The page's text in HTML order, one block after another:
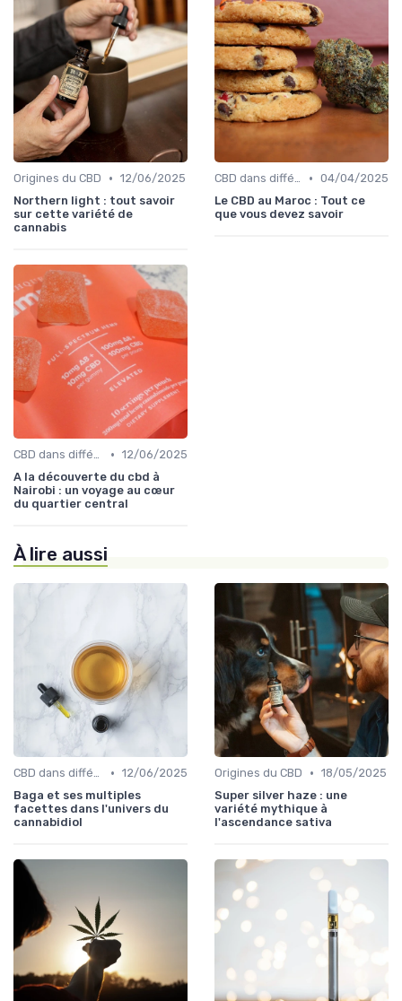
Origines du CBD • 12/06/2025
Northern light : tout savoir
sur cette variété de
cannabis
CBD dans différentes cultures • 04/04/2025
Le CBD au Maroc : Tout ce
que vous devez savoir
CBD dans différentes cultures • 12/06/2025
A la découverte du cbd à
Nairobi : un voyage au cœur
du quartier central
À lire aussi
CBD dans différentes cultures • 12/06/2025
Baga et ses multiples
facettes dans l'univers du
cannabidiol
Origines du CBD • 18/05/2025
Super silver haze : une
variété mythique à
l'ascendance sativa